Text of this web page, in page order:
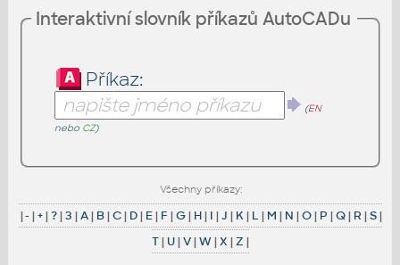
Interaktivní slovník příkazů AutoCADu
Příkaz:
(EN
nebo CZ)
Všechny příkazy:
|- |+|?|3 |A| B|C| D| E| F |G| H| I |J | K| L | M | N |O| P |Q| R |S|
T| U|V|W|X |Z |